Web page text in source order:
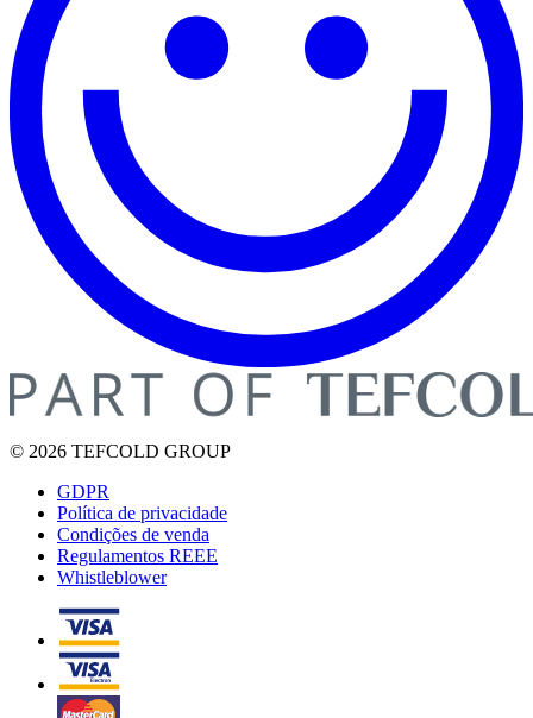
© 2026 TEFCOLD GROUP
GDPR
Política de privacidade
Condições de venda
Regulamentos REEE
Whistleblower